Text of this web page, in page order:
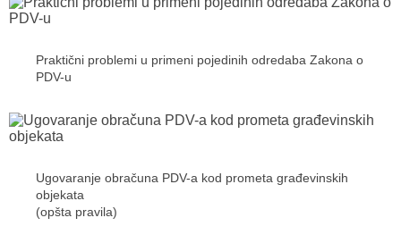
Praktični problemi u primeni pojedinih odredaba Zakona o
PDV-u
Ugovaranje obračuna PDV-a kod prometa građevinskih
objekata
(opšta pravila)